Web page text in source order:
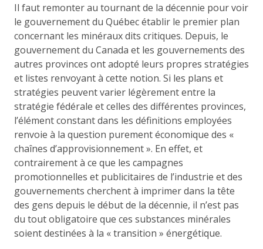
Il faut remonter au tournant de la décennie pour voir
le gouvernement du Québec établir le premier plan
concernant les minéraux dits critiques. Depuis, le
gouvernement du Canada et les gouvernements des
autres provinces ont adopté leurs propres stratégies
et listes renvoyant à cette notion. Si les plans et
stratégies peuvent varier légèrement entre la
stratégie fédérale et celles des différentes provinces,
l’élément constant dans les définitions employées
renvoie à la question purement économique des «
chaînes d’approvisionnement ». En effet, et
contrairement à ce que les campagnes
promotionnelles et publicitaires de l’industrie et des
gouvernements cherchent à imprimer dans la tête
des gens depuis le début de la décennie, il n’est pas
du tout obligatoire que ces substances minérales
soient destinées à la « transition » énergétique.